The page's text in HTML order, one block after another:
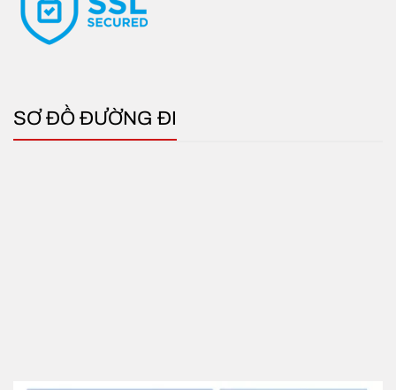
SƠ ĐỒ ĐƯỜNG ĐI